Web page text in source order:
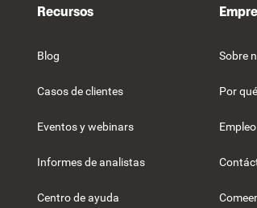
Recursos
Blog
Casos de clientes
Eventos y webinars
Informes de analistas
Centro de ayuda
Sobre
Por
Empleo